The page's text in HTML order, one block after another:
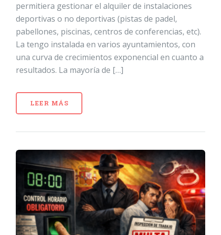
permitiera gestionar el alquiler de instalaciones
deportivas o no deportivas (pistas de padel,
pabellones, piscinas, centros de conferencias, etc).
La tengo instalada en varios ayuntamientos, con
una curva de crecimientos exponencial en cuanto a
resultados. La mayoría de […]
LEER MÁS